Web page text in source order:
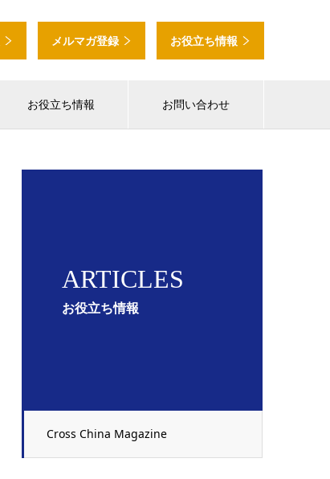
メルマガ登録 お役立ち情報
お役立ち情報 お問い合わせ
ARTICLES
お役立ち情報
Cross China Magazine